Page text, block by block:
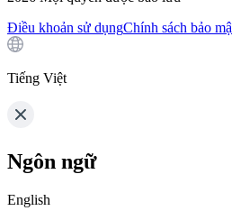
Điều khoản sử dụngChính sách bảo
Tiếng Việt
Ngôn ngữ
English